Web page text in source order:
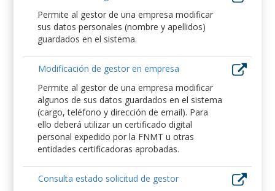
Permite al gestor de una empresa modificar
sus datos personales (nombre y apellidos)
guardados en el sistema.
Modificación de gestor en empresa
Permite al gestor de una empresa modificar
algunos de sus datos guardados en el sistema
(cargo, teléfono y dirección de email). Para
ello deberá utilizar un certificado digital
personal expedido por la FNMT u otras
entidades certificadoras aprobadas.
Consulta estado solicitud de gestor